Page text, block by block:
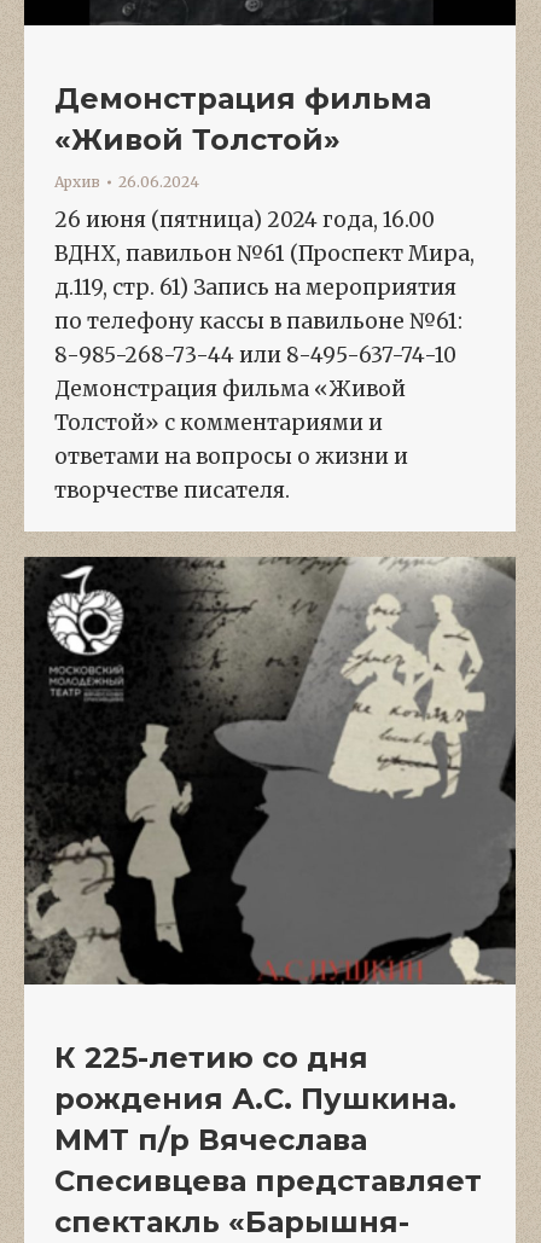
Демонстрация фильма
«Живой Толстой»
Архив 26.06.2024
26 июня (пятница) 2024 года, 16.00
ВДНХ, павильон №61 (Проспект Мира,
д.119, стр. 61) Запись на мероприятия
по телефону кассы в павильоне №61:
8-985-268-73-44 или 8-495-637-74-10
Демонстрация фильма «Живой
Толстой» с комментариями и
ответами на вопросы о жизни и
творчестве писателя.
К 225-летию со дня
рождения А.С. Пушкина.
ММТ п/р Вячеслава
Спесивцева представляет
спектакль «Барышня-